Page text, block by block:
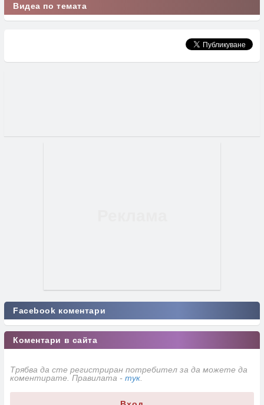
Видеа по темата
Facebook коментари
Коментари в сайта
Трябва да сте регистриран потребител за да можете да
коментирате. Правилата - тук